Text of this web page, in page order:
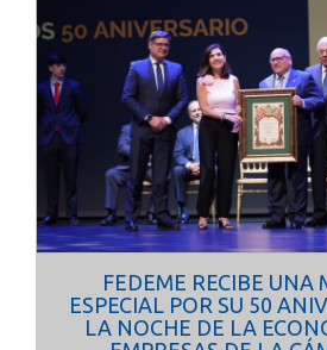
FEDEME RECIBE UNA
ESPECIAL POR SU 50
LA NOCHE DE LA